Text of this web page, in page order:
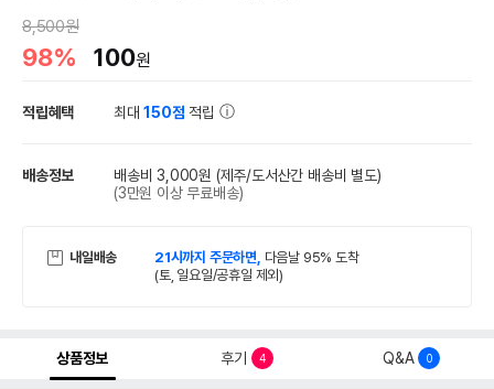
8,500원
98% 100원
적립혜택 최대150점 적립
배송정보 배송비 3,000원 (제주/도서산간 배송비 별도)
(3만원 이상 무료배송)
내일배송 21시까지 주문하면, 다음날 95% 도착
(토, 일요일/공휴일 제외)
상품정보 후기 4 Q&A 0